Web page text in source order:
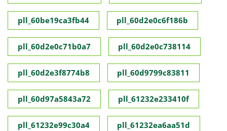
pll_60be19ca3fb44 pll_60d2e0c6f186b
pll_60d2e0c71b0a7 pll_60d2e0c738114
pll_60d2e3f8774b8 pll_60d9799c83811
pll_60d97a5843a72 pll_61232e233410f
pll_61232e99c30a4 pll_61232ea6aa51d